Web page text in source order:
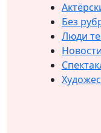
Без
Люди
Новости